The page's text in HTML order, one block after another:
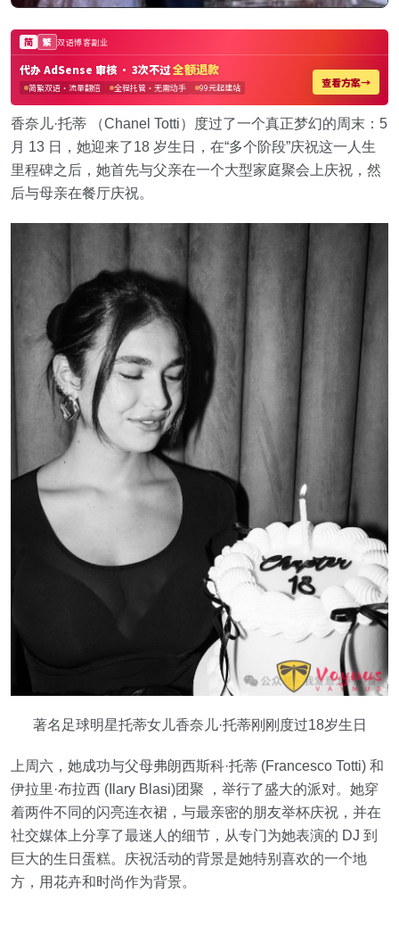
香奈儿·托蒂 （Chanel Totti）度过了一个真正梦幻的周末：5
月 13 日，她迎来了18 岁生日，在“多个阶段”庆祝这一人生
里程碑之后，她首先与父亲在一个大型家庭聚会上庆祝，然
后与母亲在餐厅庆祝。
著名足球明星托蒂女儿香奈儿·托蒂刚刚度过18岁生日
上周六，她成功与父母弗朗西斯科·托蒂 (Francesco Totti) 和
伊拉里·布拉西 (Ilary Blasi)团聚 ，举行了盛大的派对。她穿
着两件不同的闪亮连衣裙，与最亲密的朋友举杯庆祝，并在
社交媒体上分享了最迷人的细节，从专门为她表演的 DJ 到
巨大的生日蛋糕。庆祝活动的背景是她特别喜欢的一个地
方，用花卉和时尚作为背景。